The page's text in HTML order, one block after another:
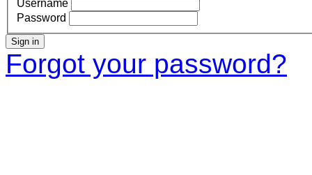
Username
Password
Sign in
Forgot your password?